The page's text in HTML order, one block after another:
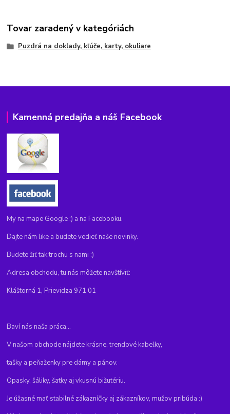
Tovar zaradený v kategóriách
Puzdrá na doklady, kľúče, karty, okuliare
Kamenná predajňa a náš Facebook
My na mape Google :) a na Facebooku.
Dajte nám like a budete vedieť naše novinky.
Budete žiť tak trochu s nami :)
Adresa obchodu, tu nás môžete navštíviť:
Kláštorná 1, Prievidza 971 01
Baví nás naša práca...
V našom obchode nájdete krásne, trendové kabelky,
tašky a peňaženky pre dámy a pánov.
Opasky, šáliky, šatky aj vkusnú bižutériu.
Je úžasné mať stabilné zákazníčky aj zákazníkov, mužov pribúda :)